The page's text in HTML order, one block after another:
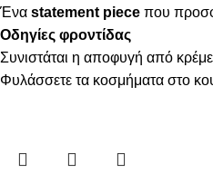
Ένα statement piece που
Οδηγίες φροντίδας
Συνιστάται η αποφυγή από
Φυλάσσετε τα κοσμήματα στο